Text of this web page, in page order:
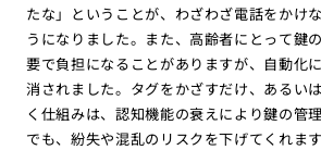
たな」ということが、わざわざ電話をかけ
うになりました。また、高齢者にとって鍵
要で負担になることがありますが、自動化
消されました。タグをかざすだけ、あるい
く仕組みは、認知機能の衰えにより鍵の管
でも、紛失や混乱のリスクを下げてくれま